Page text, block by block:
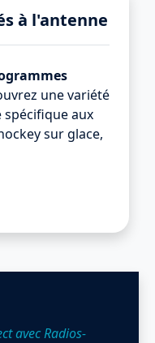
à l'antenne
une variété
spécifique aux
sur glace,
avec Radios-